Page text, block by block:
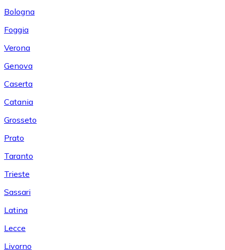
Bologna
Foggia
Verona
Genova
Caserta
Catania
Grosseto
Prato
Taranto
Trieste
Sassari
Latina
Lecce
Livorno